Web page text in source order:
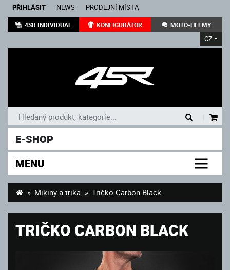
PŘIHLÁSIT NEWS PRODEJNÍ MÍSTA
4SR INDIVIDUAL KONFIGURÁTOR MOTO-HELMY
CZ
E-SHOP
MENU
Mikiny a trika Tričko Carbon Black
TRIČKO CARBON BLACK